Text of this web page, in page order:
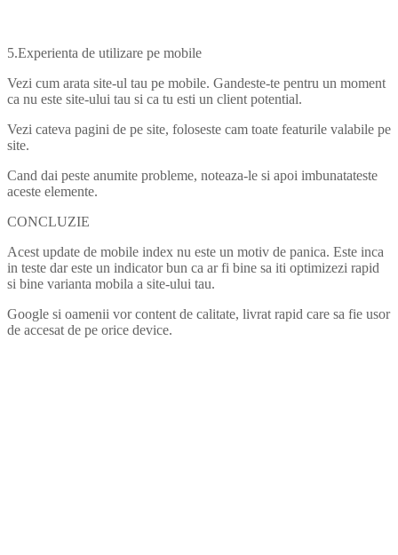
5.Experienta de utilizare pe mobile
Vezi cum arata site-ul tau pe mobile. Gandeste-te pentru un moment
ca nu este site-ului tau si ca tu esti un client potential.
Vezi cateva pagini de pe site, foloseste cam toate featurile valabile pe
site.
Cand dai peste anumite probleme, noteaza-le si apoi imbunatateste
aceste elemente.
CONCLUZIE
Acest update de mobile index nu este un motiv de panica. Este inca
in teste dar este un indicator bun ca ar fi bine sa iti optimizezi rapid
si bine varianta mobila a site-ului tau.
Google si oamenii vor content de calitate, livrat rapid care sa fie usor
de accesat de pe orice device.